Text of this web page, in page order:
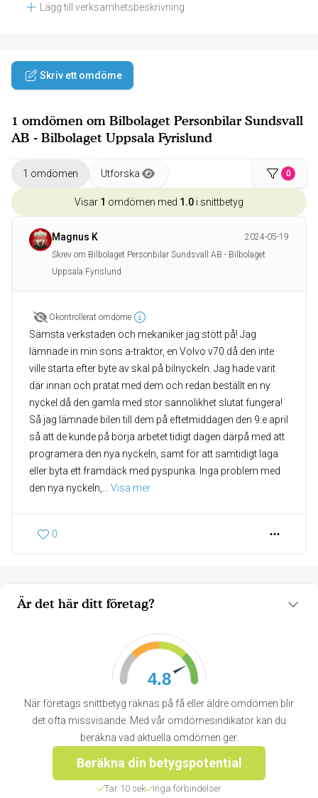
Lägg till verksamhetsbeskrivning
Är det här ditt företag?
4.8
När företags snittbetyg räknas på få eller äldre omdömen blir
det ofta missvisande. Med vår omdömesindikator kan du
beräkna vad aktuella omdömen ger.
Beräkna din betygspotential
Tar 10 sek Inga förbindelser
Skriv ett omdöme
1 omdömen om Bilbolaget Personbilar Sundsvall
AB - Bilbolaget Uppsala Fyrislund
1 omdömen Utforska 0
Visar 1 omdömen med 1.0 i snittbetyg
Magnus K
2024-05-19
Skrev om Bilbolaget Personbilar Sundsvall AB - Bilbolaget
Uppsala Fyrislund
Okontrollerat omdöme
Sämsta verkstaden och mekaniker jag stött på! Jag
lämnade in min sons a-traktor, en Volvo v70 då den inte
ville starta efter byte av skal på bilnyckeln. Jag hade varit
där innan och pratat med dem och redan beställt en ny
nyckel då den gamla med stor sannolikhet slutat fungera!
Så jag lämnade bilen till dem på eftetmiddagen den 9:e april
så att de kunde på börja arbetet tidigt dagen därpå med att
programera den nya nyckeln, samt för att samtidigt laga
eller byta ett framdäck med pyspunka. Inga problem med
den nya nyckeln,
Visa mer
0